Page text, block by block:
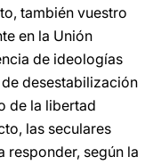
también vuestro
en la Unión
de ideologías
desestabilización
de la libertad
las seculares
responder, según la